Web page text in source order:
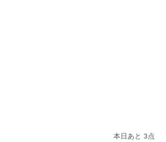
本日あと 3点